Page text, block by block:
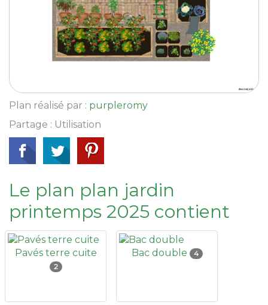
Plan réalisé par : purpleromy
Partage : Utilisation
Le plan plan jardin
printemps 2025 contient
Pavés terre cuite
2
Bac double 4